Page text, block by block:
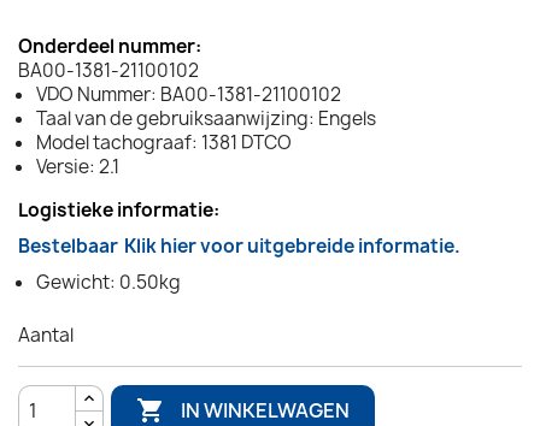
Onderdeel nummer:
BA00-1381-21100102
VDO Nummer: BA00-1381-21100102
Taal van de gebruiksaanwijzing: Engels
Model tachograaf: 1381 DTCO
Versie: 2.1
Logistieke informatie:
Bestelbaar Klik hier voor uitgebreide informatie.
Gewicht: 0.50kg
Aantal
 IN WINKELWAGEN